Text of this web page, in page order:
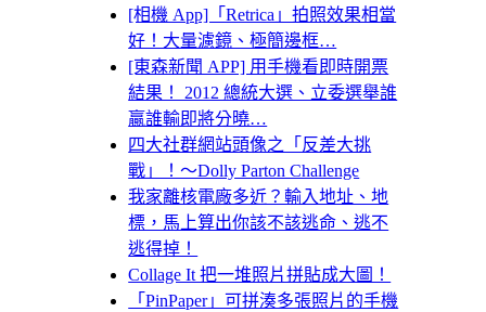
[相機 App]「Retrica」拍照效果相當
好！大量濾鏡、極簡邊框…
[東森新聞 APP] 用手機看即時開票
結果！ 2012 總統大選、立委選舉誰
贏誰輸即將分曉…
四大社群網站頭像之「反差大挑
戰」！～Dolly Parton Challenge
我家離核電廠多近？輸入地址、地
標，馬上算出你該不該逃命、逃不
逃得掉！
Collage It 把一堆照片拼貼成大圖！
「PinPaper」可拼湊多張照片的手機